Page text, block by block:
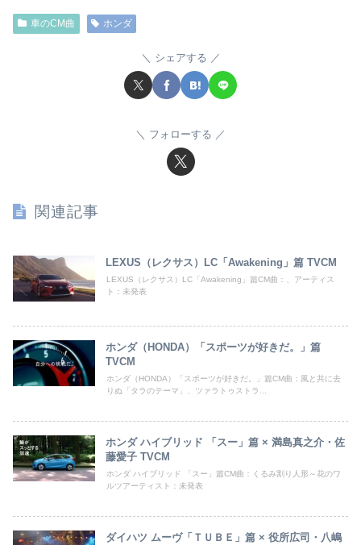
車のCM曲 ホンダ
シェアする
フォローする
関連記事
LEXUS（レクサス）LC「Awakening」篇 TVCM
LEXUS（レクサス）LC「Awakening」篇CM曲：、アーティス
ト：未発表
ホンダ（HONDA）「スポーツが好きだ。」篇
TVCM
ホンダ（HONDA）「スポーツが好きだ。」篇CM曲：風と共に去
りぬ「タラのテーマ」、ツァラトゥストラ...
ホンダ ハイブリッド 「スー」篇 × 満島真之介・佐
藤愛子 TVCM
ホンダ ハイブリッド 「スー」篇CM曲：くるみ割り人形～花のワ
ルツアーティスト：未発表
ダイハツ ムーヴ「ＴＵＢＥ」篇 × 役所広司・八嶋